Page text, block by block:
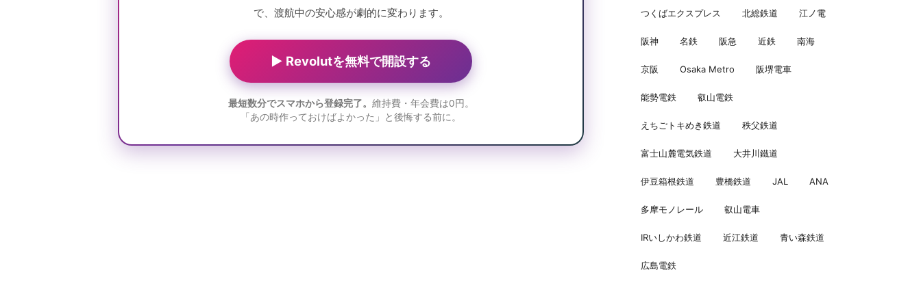
で、渡航中の安心感が劇的に変わります。
▶ Revolutを無料で開設する
最短数分でスマホから登録完了。 維持費・年会費は0円。
「あの時作っておけばよかった」と後悔する前に。
つくばエクスプレス 北総鉄道 江ノ電
阪神 名鉄 阪急 近鉄 南海
京阪 Osaka Metro 阪堺電車
能勢電鉄 叡山電鉄
えちごトキめき鉄道 秩父鉄道
富士山麓電気鉄道 大井川鐵道
伊豆箱根鉄道 豊橋鉄道 JAL ANA
多摩モノレール 叡山電車
IRいしかわ鉄道 近江鉄道 青い森鉄道
広島電鉄